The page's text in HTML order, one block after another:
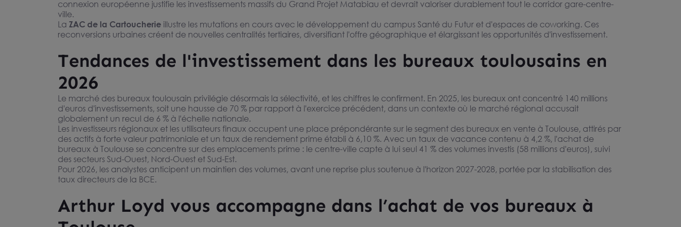
Bureaux à vendre à Toulouse -
Immeuble neuf avec parking silo
31100 TOULOUSE
De 542 m² à 2 295 m²
Prix sur demande
?
connexion européenne justifie les investissements massifs du Grand Projet Matabiau et devrait valoriser durablement tout le corridor gare-centre-
ville.
La ZAC de la Cartoucherie illustre les mutations en cours avec le développement du campus Santé du Futur et d'espaces de coworking. Ces
reconversions urbaines créent de nouvelles centralités tertiaires, diversifiant l'offre géographique et élargissant les opportunités d'investissement.
Tendances de l'investissement dans les bureaux toulousains en
2026
Le marché des bureaux toulousain privilégie désormais la sélectivité, et les chiffres le confirment. En 2025, les bureaux ont concentré 140 millions
d'euros d'investissements, soit une hausse de 70 % par rapport à l'exercice précédent, dans un contexte où le marché régional accusait
globalement un recul de 6 % à l'échelle nationale.
Les investisseurs régionaux et les utilisateurs finaux occupent une place prépondérante sur le segment des bureaux en vente à Toulouse, attirés par
des actifs à forte valeur patrimoniale et un taux de rendement prime établi à 6,10 %. Avec un taux de vacance contenu à 4,2 %, l'achat de
bureaux à Toulouse se concentre sur des emplacements prime : le centre-ville capte à lui seul 41 % des volumes investis (58 millions d'euros), suivi
des secteurs Sud-Ouest, Nord-Ouest et Sud-Est.
Pour 2026, les analystes anticipent un maintien des volumes, avant une reprise plus soutenue à l'horizon 2027-2028, portée par la stabilisation des
taux directeurs de la BCE.
Arthur Loyd vous accompagne dans l’achat de vos bureaux à